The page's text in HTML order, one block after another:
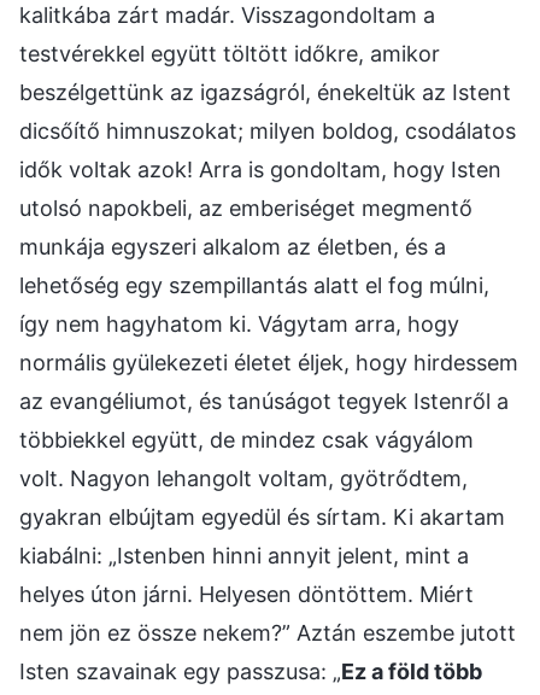
kalitkába zárt madár. Visszagondoltam a
testvérekkel együtt töltött időkre, amikor
beszélgettünk az igazságról, énekeltük az Istent
dicsőítő himnuszokat; milyen boldog, csodálatos
idők voltak azok! Arra is gondoltam, hogy Isten
utolsó napokbeli, az emberiséget megmentő
munkája egyszeri alkalom az életben, és a
lehetőség egy szempillantás alatt el fog múlni,
így nem hagyhatom ki. Vágytam arra, hogy
normális gyülekezeti életet éljek, hogy hirdessem
az evangéliumot, és tanúságot tegyek Istenről a
többiekkel együtt, de mindez csak vágyálom
volt. Nagyon lehangolt voltam, gyötrődtem,
gyakran elbújtam egyedül és sírtam. Ki akartam
kiabálni: „Istenben hinni annyit jelent, mint a
helyes úton járni. Helyesen döntöttem. Miért
nem jön ez össze nekem?” Aztán eszembe jutott
Isten szavainak egy passzusa: „Ez a föld több